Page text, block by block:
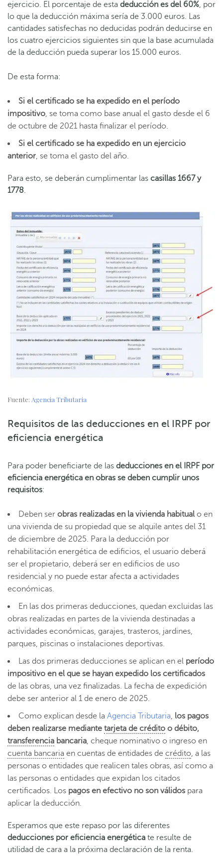
ejercicio. El porcentaje de esta deducción es del 60%, por
lo que la deducción máxima sería de 3.000 euros. Las
cantidades satisfechas no deducidas podrán deducirse en
los cuatro ejercicios siguientes sin que la base acumulada
de la deducción pueda superar los 15.000 euros.
De esta forma:
Si el certificado se ha expedido en el período
impositivo, se toma como base anual el gasto desde el 6
de octubre de 2021 hasta finalizar el período.
Si el certificado se ha expedido en un ejercicio
anterior, se toma el gasto del año.
Para esto, se deberán cumplimentar las casillas 1667 y
1778.
Fuente: Agencia Tributaria
Requisitos de las deducciones en el IRPF por
eficiencia energética
Para poder beneficiarte de las deducciones en el IRPF por
eficiencia energética en obras se deben cumplir unos
requisitos:
Deben ser obras realizadas en la vivienda habitual o en
una vivienda de su propiedad que se alquile antes del 31
de diciembre de 2025. Para la deducción por
rehabilitación energética de edificios, el usuario deberá
ser el propietario, deberá ser en edificios de uso
residencial y no puede estar afecta a actividades
económicas.
En las dos primeras deducciones, quedan excluidas las
obras realizadas en partes de la vivienda destinadas a
actividades económicas, garajes, trasteros, jardines,
parques, piscinas o instalaciones deportivas.
Las dos primeras deducciones se aplican en el período
impositivo en el que se hayan expedido los certificados
de las obras, una vez finalizadas. La fecha de expedición
debe ser anterior al 1 de enero de 2025.
Como explican desde la Agencia Tributaria, los pagos
deben realizarse mediante tarjeta de crédito o débito,
transferencia bancaria, cheque nominativo o ingreso en
cuenta bancaria en cuentas de entidades de crédito, a las
personas o entidades que realicen tales obras, así como a
las personas o entidades que expidan los citados
certificados. Los pagos en efectivo no son válidos para
aplicar la deducción.
Esperamos que este repaso por las diferentes
deducciones por eficiencia energética te resulte de
utilidad de cara a la próxima declaración de la renta.